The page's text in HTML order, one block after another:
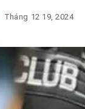
Tháng 12 19, 2024